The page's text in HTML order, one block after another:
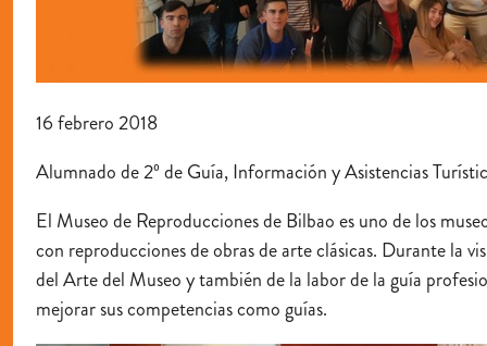
16 febrero 2018
Alumnado de 2º de Guía, Información y Asistencias
El Museo de Reproducciones de Bilbao es uno de los
con reproducciones de obras de arte clásicas. Durante la
del Arte del Museo y también de la labor de la guía
mejorar sus competencias como guías.